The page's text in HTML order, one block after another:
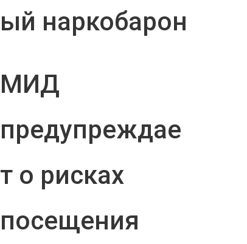
ый наркобарон
МИД
предупреждае
т о рисках
посещения